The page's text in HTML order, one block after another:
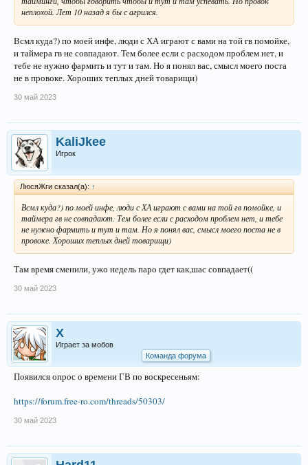
неплохой. Лет 10 назад я бы с агрился.
Всмл куда?) по моей инфе, люди с ХА играют с вами на той гв помойке,
и таймера гв не совпадают. Тем более если с расходом проблем нет, и
тебе не нужно фармить и тут и там. Но я понял вас, смысл моего поста
не в провоке. Хороших теплых дней товарищи)
30 май 2023
KaliJkee
Игрок
ЛюсяЖги сказал(а): ↑
Всмл куда?) по моей инфе, люди с ХА играют с вами на той гв помойке, и
таймера гв не совпадают. Тем более если с расходом проблем нет, и тебе
не нужно фармить и тут и там. Но я понял вас, смысл моего поста не в
провоке. Хороших теплых дней товарищи)
Там время сменили, ужо недель паро гдет как,шас совпадает((
30 май 2023
X
Играет за мобов
Команда форума
Появился опрос о времени ГВ по воскресеньям:
https://forum.free-ro.com/threads/50303/
30 май 2023